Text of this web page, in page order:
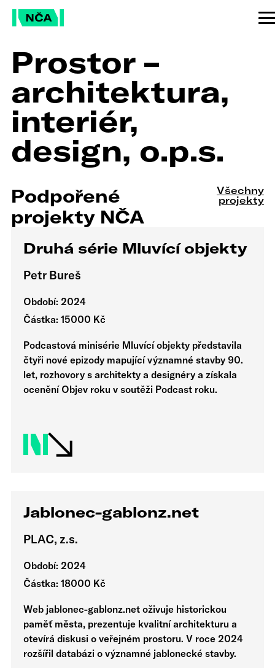
Prostor –
architektura,
interiér,
design, o.p.s.
Podpořené
projekty NČA
Všechny
projekty
Druhá série Mluvící objekty
Petr Bureš
Období: 2024
Částka: 15000 Kč
Podcastová minisérie Mluvící objekty představila
čtyři nové epizody mapující významné stavby 90.
let, rozhovory s architekty a designéry a získala
ocenění Objev roku v soutěži Podcast roku.
Jablonec-gablonz.net
PLAC, z.s.
Období: 2024
Částka: 18000 Kč
Web jablonec-gablonz.net oživuje historickou
paměť města, prezentuje kvalitní architekturu a
otevírá diskusi o veřejném prostoru. V roce 2024
rozšířil databázi o významné jablonecké stavby.